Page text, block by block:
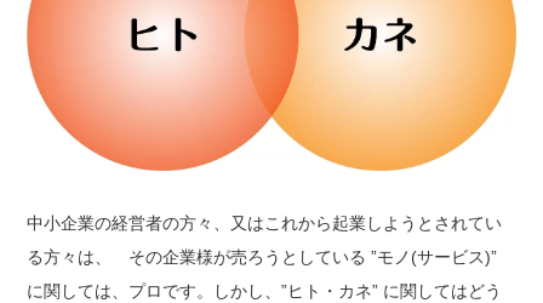
中小企業の経営者の方々、又はこれから起業しようとされてい
る方々は、 その企業様が売ろうとしている ”モノ(サービス)”
に関しては、プロです。しかし、”ヒト・カネ” に関してはどう